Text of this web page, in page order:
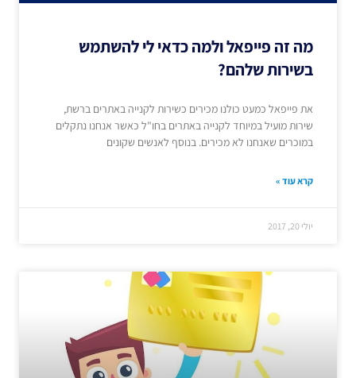
מה זה פייפאל ולמה כדאי לי להשתמש
בשירות שלהם?
את פייפאל כמעט כולנו מכירים כשירות לקנייה באתרים ברשת,
שירות מועיל במיוחד לקנייה באתרים בחו"ל כאשר אנחנו נתקלים
במוכרים שאנחנו לא מכירים. בנוסף לאנשים שקונים
קרא עוד »
יולי 20, 2017